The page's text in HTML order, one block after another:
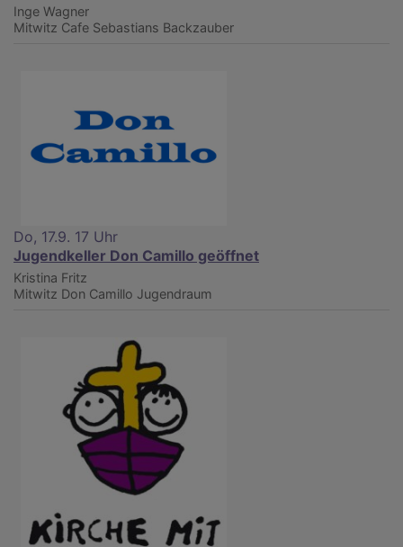
Inge Wagner
Mitwitz Cafe Sebastians Backzauber
Do, 17.9. 17 Uhr
Jugendkeller Don Camillo geöffnet
Kristina Fritz
Mitwitz Don Camillo Jugendraum